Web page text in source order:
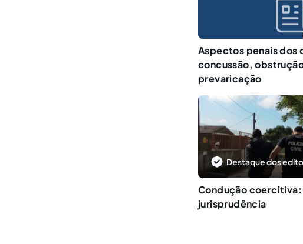
Aspectos penais dos
concussão,
prevaricação
Destaque dos
Condução
jurisprudência